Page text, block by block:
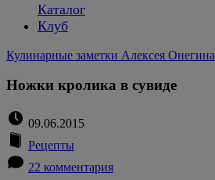
Каталог
Клуб
Кулинарные заметки Алексея Онегина
Ножки кролика в сувиде
09.06.2015
Рецепты
22 комментария